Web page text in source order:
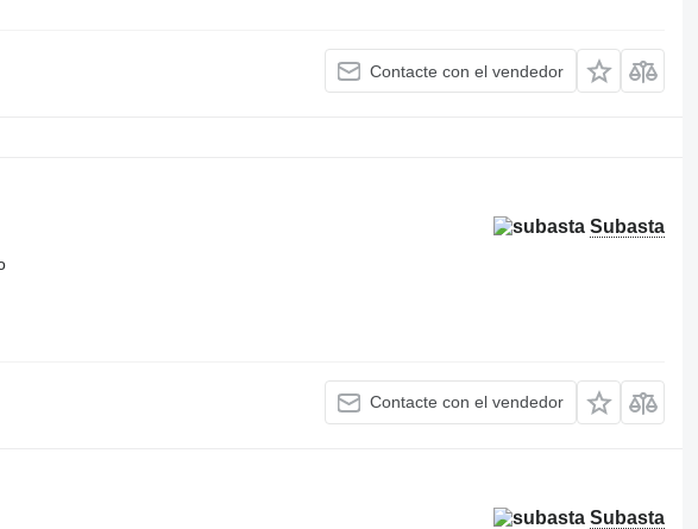
Contacte con el vendedor
Subasta
Contacte con el vendedor
Subasta